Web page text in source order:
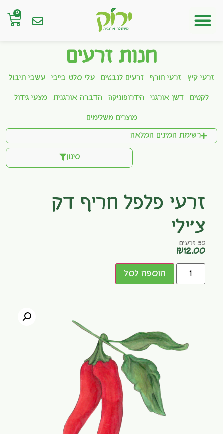
0
חנות זרעים
זרעי קיץ זרעי חורף זרעים לנבטים עלי סלט בייבי עשבי תיבול
לקטים דשן אורגני הידרופוניקה הדברה אורגנית מצעי גידול
מוצרים משלימים
רשימת המינים המלאה
סינון
זרעי פלפל חריף דק
צ'ילי
30 זרעים
₪12.00
הוספה לסל